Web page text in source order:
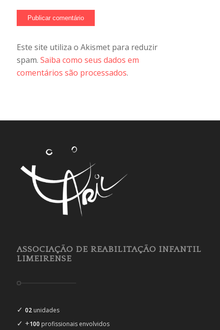
Este site utiliza o Akismet para reduzir
spam. Saiba como seus dados em
comentários são processados.
ASSOCIAÇÃO DE REABILITAÇÃO INFANTIL
LIMEIRENSE
✓ 02unidades
✓ +100 profissionais envolvidos